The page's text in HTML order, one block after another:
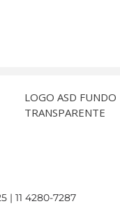
| 11 4280-7287